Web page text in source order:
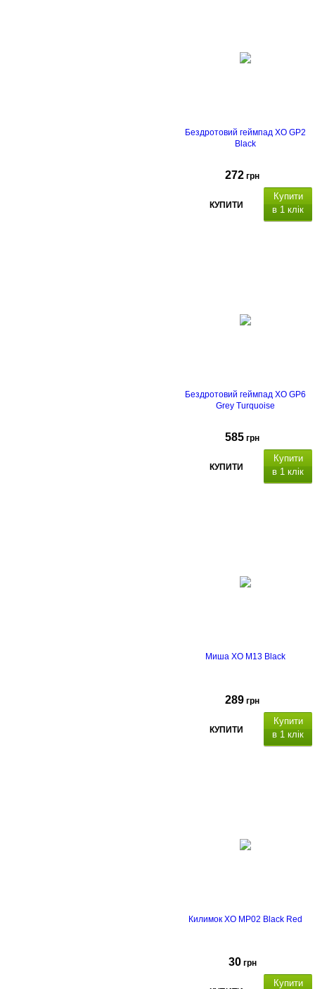
Бездротовий геймпад XO GP2
Black
272 грн
КУПИТИ
Купити
в 1 клік
Бездротовий геймпад XO GP6
Grey Turquoise
585 грн
КУПИТИ
Купити
в 1 клік
Миша XO M13 Black
289 грн
КУПИТИ
Купити
в 1 клік
Килимок XO MP02 Black Red
30 грн
Купити